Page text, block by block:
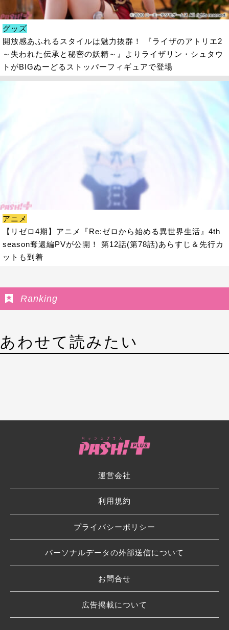
グッズ
開放感あふれるスタイルは魅力抜群！ 『ライザのアトリエ2
～失われた伝承と秘密の妖精～』よりライザリン・シュタウ
トがBIGぬーどるストッパーフィギュアで登場
アニメ
【リゼロ4期】アニメ『Re:ゼロから始める異世界生活』4th
season奪還編PVが公開！ 第12話(第78話)あらすじ＆先行カ
ットも到着
Ranking
あわせて読みたい
運営会社
利用規約
プライバシーポリシー
パーソナルデータの外部送信について
お問合せ
広告掲載について